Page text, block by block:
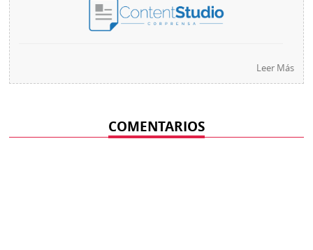
Leer Más
COMENTARIOS